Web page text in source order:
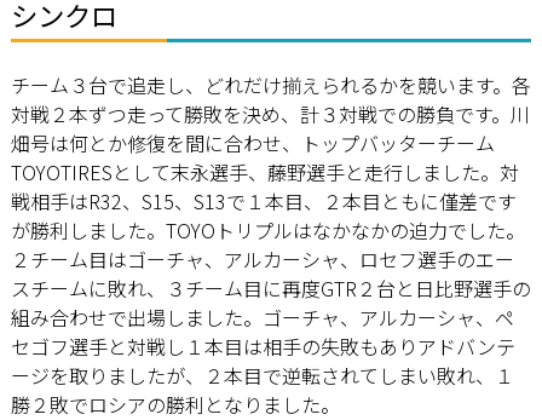
シンクロ
チーム３台で追走し、どれだけ揃えられるかを競います。各
対戦２本ずつ走って勝敗を決め、計３対戦での勝負です。川
畑号は何とか修復を間に合わせ、トップバッターチーム
TOYOTIRESとして末永選手、藤野選手と走行しました。対
戦相手はR32、S15、S13で１本目、２本目ともに僅差です
が勝利しました。TOYOトリプルはなかなかの迫力でした。
２チーム目はゴーチャ、アルカーシャ、ロセフ選手のエー
スチームに敗れ、３チーム目に再度GTR２台と日比野選手の
組み合わせで出場しました。ゴーチャ、アルカーシャ、ペ
セゴフ選手と対戦し１本目は相手の失敗もありアドバンテ
ージを取りましたが、２本目で逆転されてしまい敗れ、１
勝２敗でロシアの勝利となりました。